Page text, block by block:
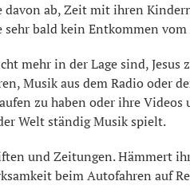
ab, Zeit mit ihren
bald kein Entkommen
mehr in der Lage sind, Jesus
Musik aus dem Radio oder
zu haben oder ihre Videos
Welt ständig Musik spielt.
und Zeitungen. Hämmert
beim Autofahren auf